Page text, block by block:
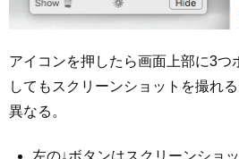
アイコンを押したら画面上部に3つ
してもスクリーンショットを撮れ
異なる。